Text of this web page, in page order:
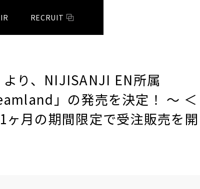
IR RECRUIT
り、NIJISANJI EN所属
」の発売を決定！ ～ ＜
月の期間限定で受注販売を開